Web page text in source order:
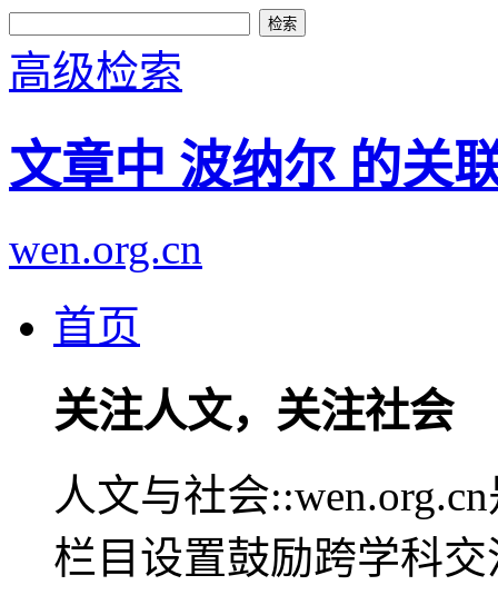
高级检索
文章中 波纳尔 的关
wen.org.cn
首页
关注人文，关注社会
人文与社会
栏目设置鼓励跨学科